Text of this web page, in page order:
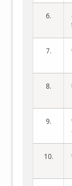
6.
7.
8.
9.
10.